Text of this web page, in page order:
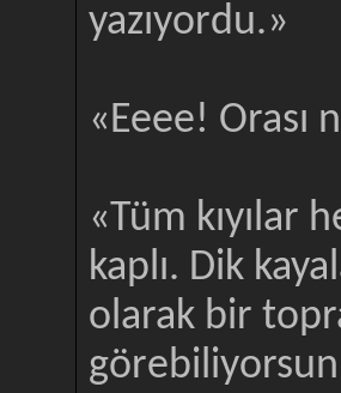
yazıyordu.»
«Eeee! Orası
«Tüm kıyılar
kaplı. Dik
olarak bir